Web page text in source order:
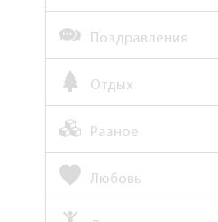
Поздравления
Отдых
Разное
Любовь